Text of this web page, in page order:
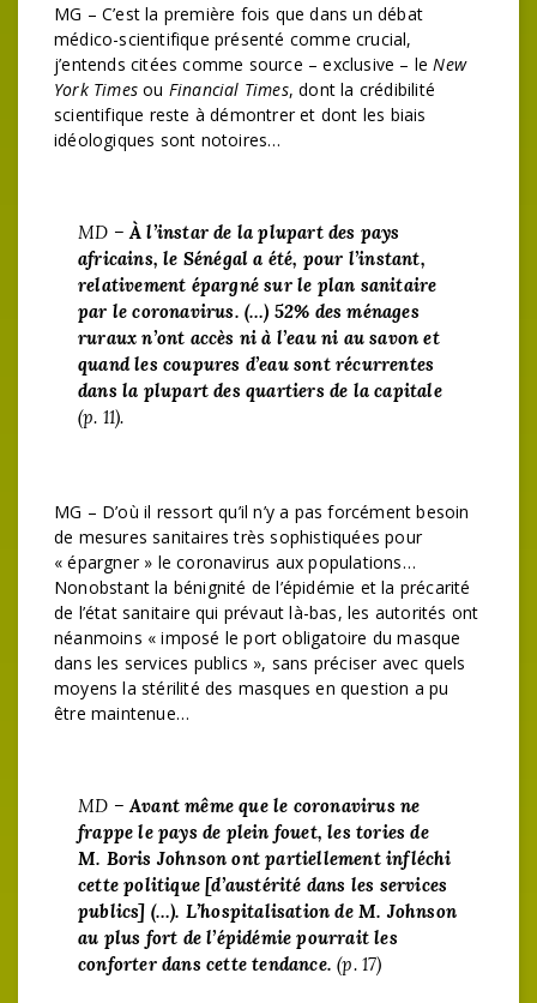
MG – C’est la première fois que dans un débat
médico-scientifique présenté comme crucial,
j’entends citées comme source – exclusive – leNew
York Times ou Financial Times, dont la crédibilité
scientifique reste à démontrer et dont les biais
idéologiques sont notoires…
MD – À l’instar de la plupart des pays
africains, le Sénégal a été, pour l’instant,
relativement épargné sur le plan sanitaire
par le coronavirus. (…) 52% des ménages
ruraux n’ont accès ni à l’eau ni au savon et
quand les coupures d’eau sont récurrentes
dans la plupart des quartiers de la capitale
(p. 11).
MG – D’où il ressort qu’il n’y a pas forcément besoin
de mesures sanitaires très sophistiquées pour
« épargner » le coronavirus aux populations…
Nonobstant la bénignité de l’épidémie et la précarité
de l’état sanitaire qui prévaut là-bas, les autorités ont
néanmoins « imposé le port obligatoire du masque
dans les services publics », sans préciser avec quels
moyens la stérilité des masques en question a pu
être maintenue…
MD –Avant même que le coronavirus ne
frappe le pays de plein fouet, les tories de
M. Boris Johnson ont partiellement infléchi
cette politique [d’austérité dans les services
publics] (…). L’hospitalisation de M. Johnson
au plus fort de l’épidémie pourrait les
conforter dans cette tendance. (p. 17)